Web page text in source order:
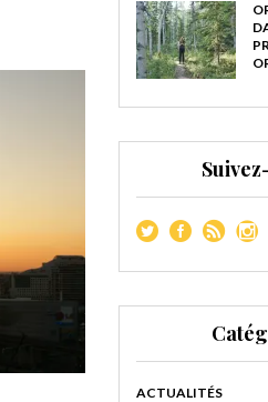
ACTUALITÉS